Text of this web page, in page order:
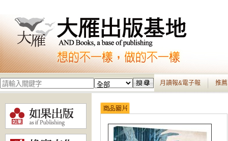
月讀報&電子報 推